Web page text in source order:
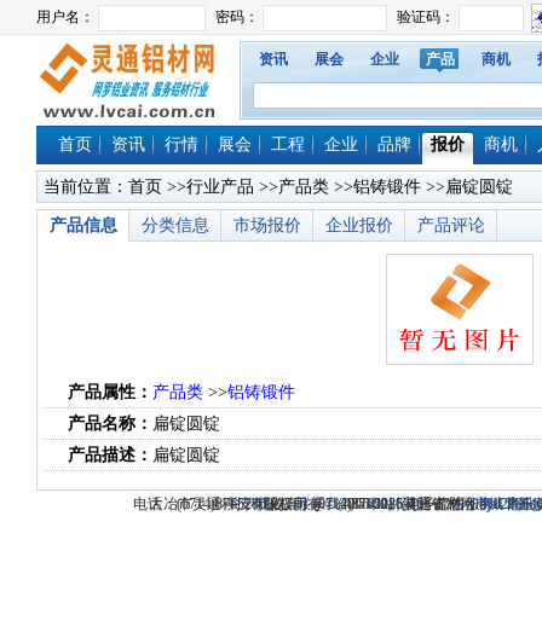
资讯 展会 企业 产品 商机
首页 资讯 行情 展会 工程 企业 品牌 报价 商机
当前位置： 首页 >>行业产品 >>产品类 >>铝铸锻件 >>扁锭圆锭
产品信息 分类信息 市场报价 企业报价 产品评论
产品属性： 产品类 >>铝铸锻件
产品名称： 扁锭圆锭
产品描述： 扁锭圆锭
关于我们-联系我们-本站招聘-广告服务-商业
电话：(0714)8765286 传真：(0714)8765285 电子邮件：
大冶市灵通科技有限公司 @ （435100）湖北省大冶市城北开
版权所有 © 2006-2026灵通铝材网鄂ICP备